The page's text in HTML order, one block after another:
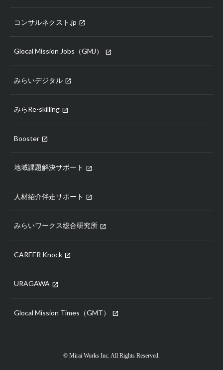
コンサルネクスト.jp open_in_new
Glocal Mission Jobs（GMJ） open_in_new
みらいデジタル open_in_new
みらRe-skilling open_in_new
Booster open_in_new
地域課題解決サポート open_in_new
人材紹介伴走サポート open_in_new
みらいワークス総合研究所 open_in_new
CAREER Knock open_in_new
URAGAWA open_in_new
Glocal Mission Times（GMT） open_in_new
© Mirai Works Inc. All Rights Reserved.